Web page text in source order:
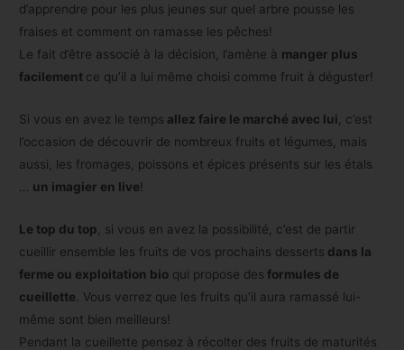
d’apprendre pour les plus jeunes sur quel arbre pousse les
fraises et comment on ramasse les pêches!
Le fait d’être associé à la décision, l’amène à manger plus
facilement ce qu’il a lui même choisi comme fruit à déguster!
Si vous en avez le temps allez faire le marché avec lui , c’est
l’occasion de découvrir de nombreux fruits et légumes, mais
aussi, les fromages, poissons et épices présents sur les étals
un imagier en live!
Le top du top , si vous en avez la possibilité, c’est de partir
cueillir ensemble les fruits de vos prochains desserts dans la
ferme ou exploitation bio qui propose des formules de
cueillette . Vous verrez que les fruits qu’il aura ramassé lui-
même sont bien meilleurs!
Pendant la cueillette pensez à récolter des fruits de maturités